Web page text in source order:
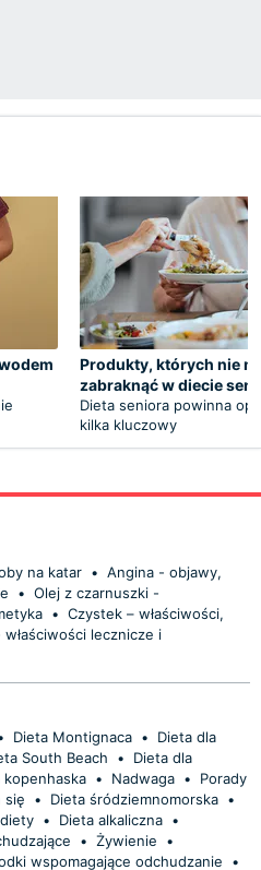
Produkty, których nie
zabraknąć w diecie
Dieta seniora powinna
kilka kluczowy
na katar • Angina - objawy,
• Olej z czarnuszki -
• Czystek – właściwości,
właściwości lecznicze i
Dieta Montignaca •
Dieta dla
South Beach •
Dieta dla
kopenhaska • Nadwaga •
Porady
się
• Dieta śródziemnomorska •
• Dieta alkaliczna •
• Żywienie
•
wspomagające odchudzanie
•